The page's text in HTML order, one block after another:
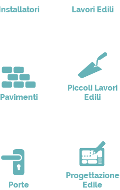
Lavori Edili
Pavimenti
Piccoli Lavori
Edili
Porte
Progettazione
Edile